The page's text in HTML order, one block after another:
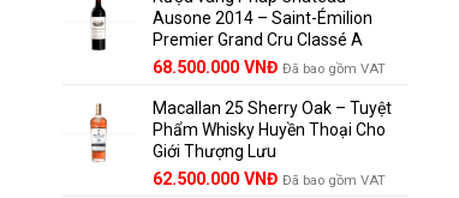
125.000.000 VNĐ.là:
111.000.000 VNĐ.
Ausone 2014 – Saint-Émilion
Premier Grand Cru Classé A
68.500.000 VNĐ Đã bao gồm VAT
Macallan 25 Sherry Oak – Tuyệt
Phẩm Whisky Huyền Thoại Cho
Giới Thượng Lưu
Giá
62.500.000 VNĐGiá
Đã bao gồm VAT